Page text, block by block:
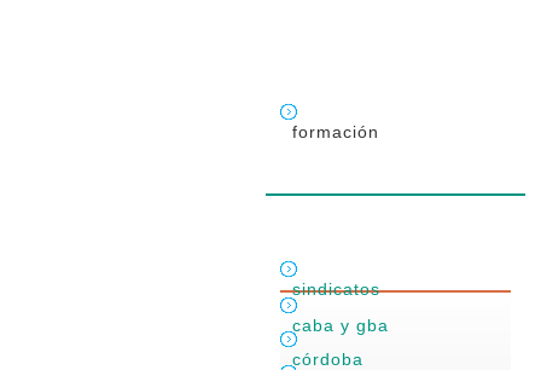
formación
sindicatos
caba y gba
córdoba